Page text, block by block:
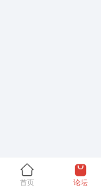
首页 论坛